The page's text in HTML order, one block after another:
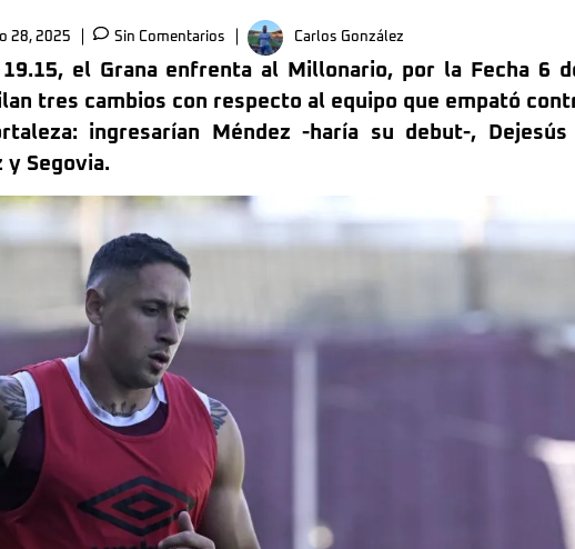
28, 2025 Sin Comentarios Carlos González
el Grana enfrenta al Millonario, por la Fecha 6
tres cambios con respecto al equipo que empató
ingresarían Méndez -haría su debut-,
y Segovia.